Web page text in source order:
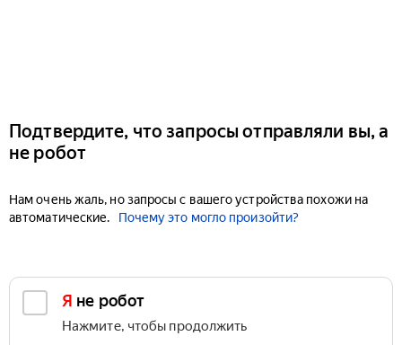
Подтвердите, что запросы отправляли вы, а
не робот
Нам очень жаль, но запросы с вашего устройства похожи на
автоматические.
Почему это могло произойти?
Я не робот
Нажмите, чтобы продолжить